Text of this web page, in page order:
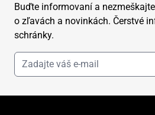
Buďte informovaní a
o zľavách a novinkách. Čerstvé
schránky.